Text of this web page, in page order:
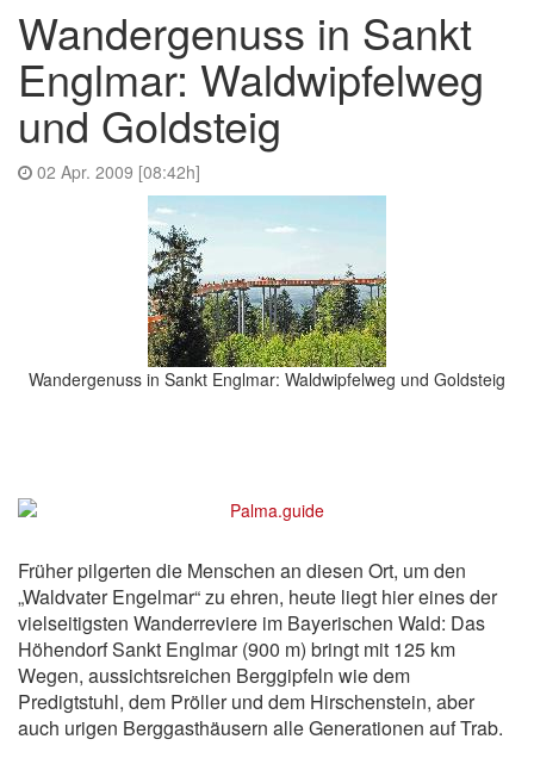
Wandergenuss in Sankt
Englmar: Waldwipfelweg
und Goldsteig
02 Apr. 2009 [08:42h]
Wandergenuss in Sankt Englmar: Waldwipfelweg und Goldsteig
Früher pilgerten die Menschen an diesen Ort, um den
„Waldvater Engelmar“ zu ehren, heute liegt hier eines der
vielseitigsten Wanderreviere im Bayerischen Wald: Das
Höhendorf Sankt Englmar (900 m) bringt mit 125 km
Wegen, aussichtsreichen Berggipfeln wie dem
Predigtstuhl, dem Pröller und dem Hirschenstein, aber
auch urigen Berggasthäusern alle Generationen auf Trab.